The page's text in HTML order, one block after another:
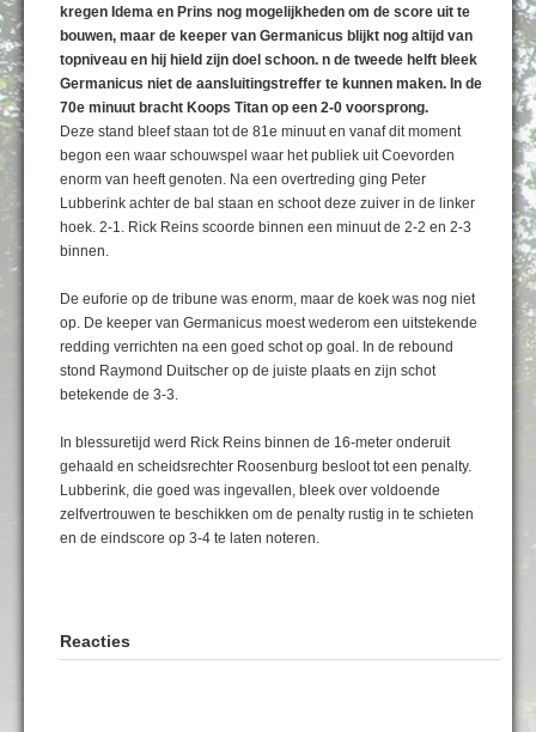
kregen Idema en Prins nog mogelijkheden om de score uit te
bouwen, maar de keeper van Germanicus blijkt nog altijd van
topniveau en hij hield zijn doel schoon. n de tweede helft bleek
Germanicus niet de aansluitingstreffer te kunnen maken. In de
70e minuut bracht Koops Titan op een 2-0 voorsprong.
Deze stand bleef staan tot de 81e minuut en vanaf dit moment
begon een waar schouwspel waar het publiek uit Coevorden
enorm van heeft genoten. Na een overtreding ging Peter
Lubberink achter de bal staan en schoot deze zuiver in de linker
hoek. 2-1. Rick Reins scoorde binnen een minuut de 2-2 en 2-3
binnen.
De euforie op de tribune was enorm, maar de koek was nog niet
op. De keeper van Germanicus moest wederom een uitstekende
redding verrichten na een goed schot op goal. In de rebound
stond Raymond Duitscher op de juiste plaats en zijn schot
betekende de 3-3.
In blessuretijd werd Rick Reins binnen de 16-meter onderuit
gehaald en scheidsrechter Roosenburg besloot tot een penalty.
Lubberink, die goed was ingevallen, bleek over voldoende
zelfvertrouwen te beschikken om de penalty rustig in te schieten
en de eindscore op 3-4 te laten noteren.
Reacties